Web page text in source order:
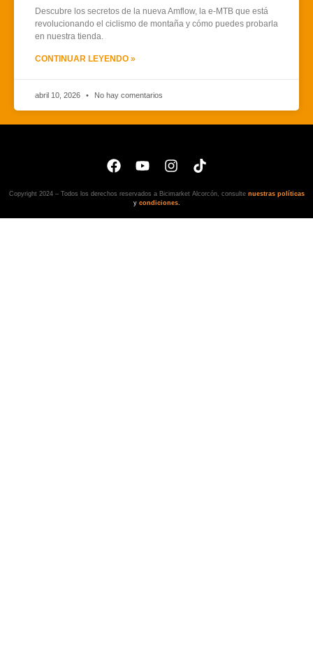
Descubre los secretos de la nueva Amflow, la e‑MTB que está
revolucionando el ciclismo de montaña y cómo puedes probarla
en nuestra tienda.
CONTINUAR LEYENDO »
abril 10, 2026 No hay comentarios
Copyright 2024 – Todos los derechos reservados a Bicimarket Alcorcón, consulte nuestras políticas
y condiciones.